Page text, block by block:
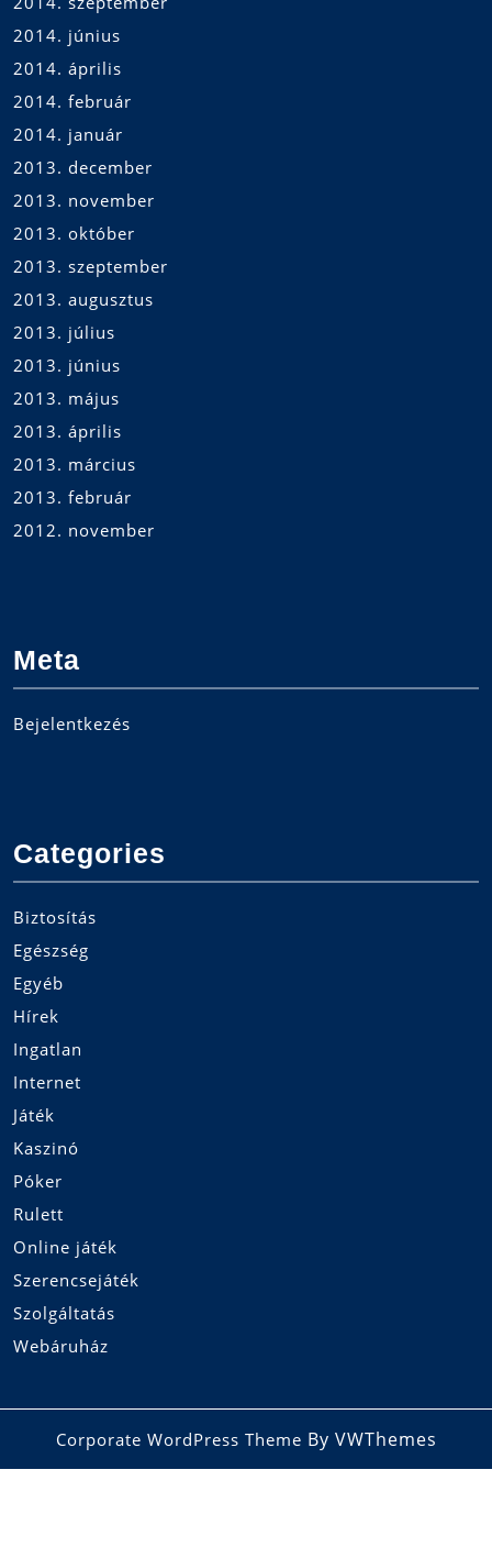
2014. június
2014. április
2014. február
2014. január
2013. december
2013. november
2013. október
2013. szeptember
2013. augusztus
2013. július
2013. június
2013. május
2013. április
2013. március
2013. február
2012. november
Meta
Bejelentkezés
Categories
Biztosítás
Egészség
Egyéb
Hírek
Ingatlan
Internet
Játék
Kaszinó
Póker
Rulett
Online játék
Szerencsejáték
Szolgáltatás
Webáruház
Corporate WordPress Theme By VWThemes
Scroll